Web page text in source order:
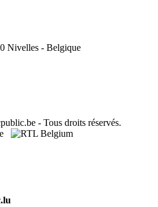
Nivelles - Belgique
- Tous droits réservés.